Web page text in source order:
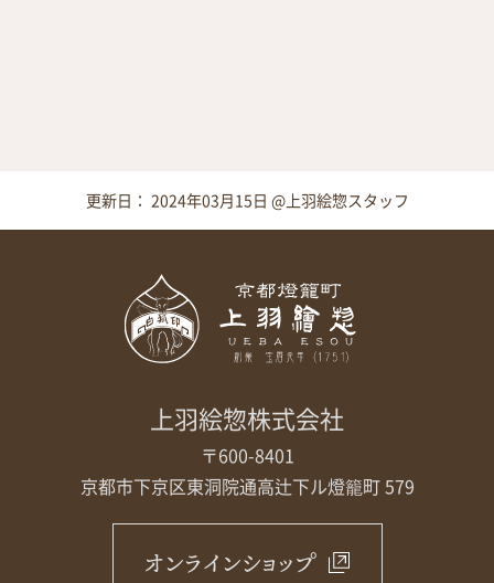
更新日： 2024年03月15日 @上羽絵惣スタッフ
上羽絵惣株式会社
〒600-8401
京都市下京区東洞院通高辻下ル燈籠町 579
オンラインショップ